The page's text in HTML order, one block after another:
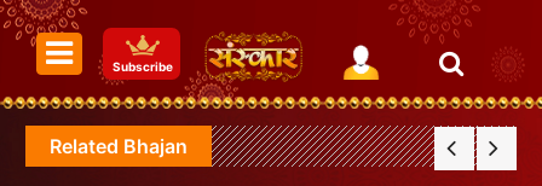
Subscribe
Related Bhajan